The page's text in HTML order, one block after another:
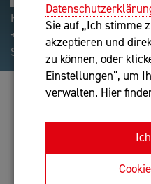
Sie auf „Ich stimme
akzeptieren und
zu können, oder
Einstellungen“, um
verwalten. Hier
Hilfreiche Suchparameter:
+webshop, Begriff
Suchbegriff: "internet of
DI
Anfrage